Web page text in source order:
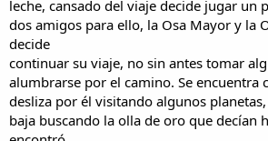
leche, cansado del viaje decide jugar un
dos amigos para ello, la Osa Mayor y la
decide
continuar su viaje, no sin antes tomar
alumbrarse por el camino. Se encuentra
desliza por él visitando algunos
baja buscando la olla de oro que decían